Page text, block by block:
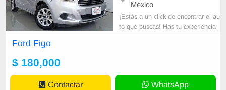
México
¡Estás a un click de encontrar el au
to que buscas! Has tu experiencia
Ford Figo
$ 180,000
Contactar WhatsApp